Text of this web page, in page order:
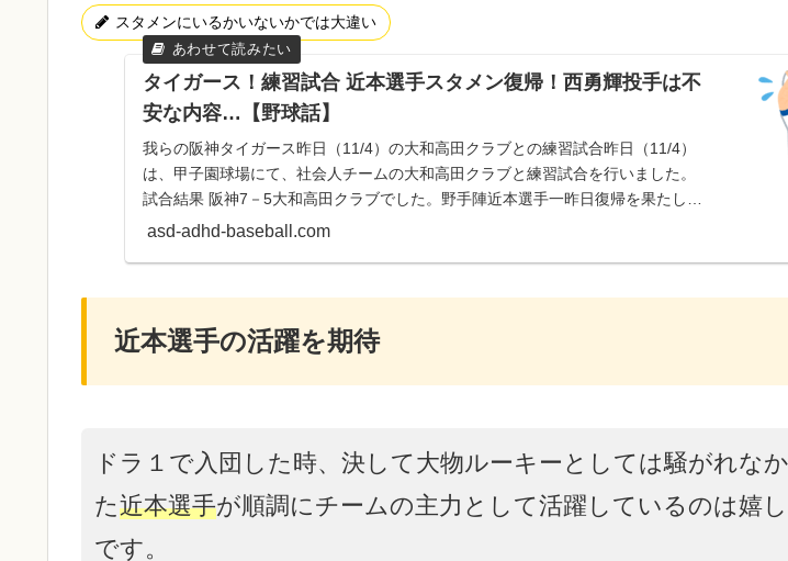
スタメンにいるかいないかでは大違い
タイガース！練習試合 近本選手スタメン復帰！西勇輝投手は不
安な内容…【野球話】
我らの阪神タイガース昨日（11/4）の大和高田クラブとの練習試合昨日（11/4）
は、甲子園球場にて、社会人チームの大和高田クラブと練習試合を行いました。
試合結果 阪神7－5大和高田クラブでした。野手陣近本選手一昨日復帰を果たした
近本選手が、...
asd-adhd-baseball.com
近本選手の活躍を期待
ドラ１で入団した時、決して大物ルーキーとしては騒がれな
た近本選手が順調にチームの主力として活躍しているのは嬉
です。